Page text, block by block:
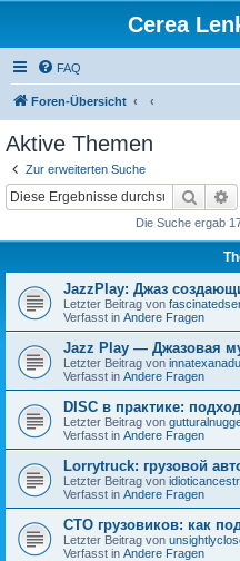
Cerea
FAQ
Foren-Übersicht
Aktive Themen
Zur erweiterten Suche
Suche
Die Suche ergab
JazzPlay: Джаз
Letzter Beitrag von
Verfasst in Andere Fragen
Jazz Play — Джазовая
Letzter Beitrag von
Verfasst in Andere Fragen
DISC в практике:
Letzter Beitrag von
Verfasst in Andere Fragen
Lorrytruck: грузовой
Letzter Beitrag von
Verfasst in Andere Fragen
СТО грузовиков: как
Letzter Beitrag von
Verfasst in Andere Fragen